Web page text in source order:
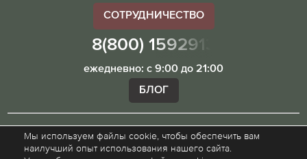
СОТРУДНИЧЕСТВО
8(800) 1592913
ежедневно: с 9:00 до 21:00
БЛОГ
Внимание! Наш сайт ugibddmo.ru, носит исключительно
информационный характер и не является публичной
Мы используем файлы cookie, чтобы обеспечить вам
наилучший опыт использования нашего сайта.